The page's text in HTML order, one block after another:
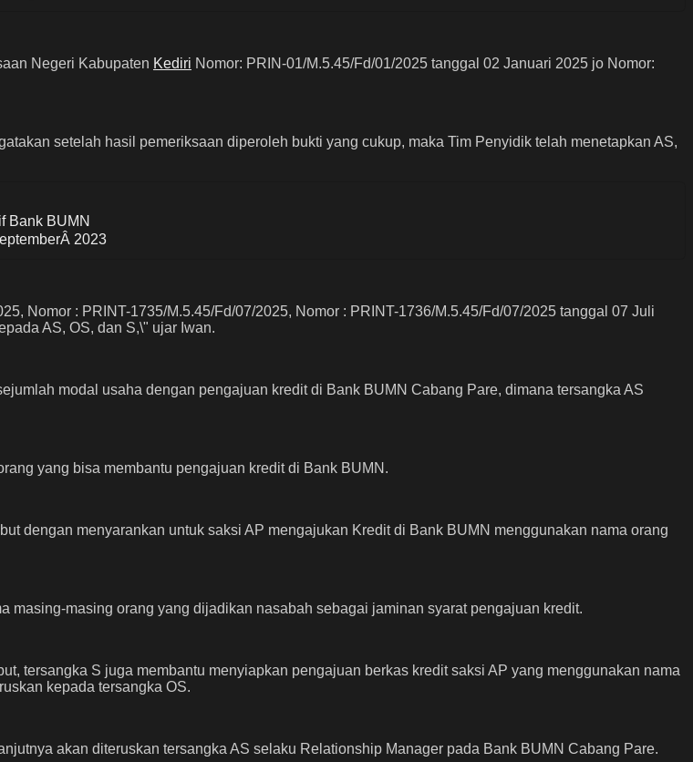
Negeri Kabupaten Kediri Nomor: PRIN-01/M.5.45/Fd/01/2025 tanggal 02 Januari 2025 jo Nomor:
setelah hasil pemeriksaan diperoleh bukti yang cukup, maka Tim Penyidik telah menetapkan AS,
Bank BUMN
2023
Nomor : PRINT-1735/M.5.45/Fd/07/2025, Nomor : PRINT-1736/M.5.45/Fd/07/2025 tanggal 07 Juli
AS, OS, dan S,\" ujar Iwan.
modal usaha dengan pengajuan kredit di Bank BUMN Cabang Pare, dimana tersangka AS
yang bisa membantu pengajuan kredit di Bank BUMN.
dengan menyarankan untuk saksi AP mengajukan Kredit di Bank BUMN menggunakan nama orang
masing-masing orang yang dijadikan nasabah sebagai jaminan syarat pengajuan kredit.
tersangka S juga membantu menyiapkan pengajuan berkas kredit saksi AP yang menggunakan nama
kepada tersangka OS.
akan diteruskan tersangka AS selaku Relationship Manager pada Bank BUMN Cabang Pare.